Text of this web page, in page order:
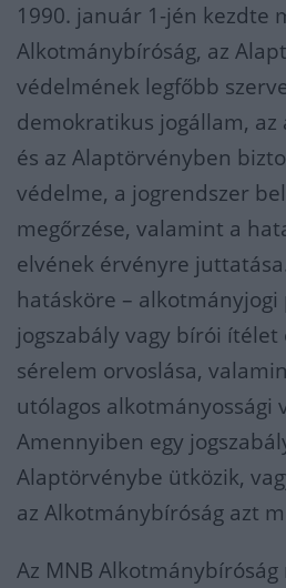
1990. január 1-jén kezdte
Alkotmánybíróság, az
védelmének legfőbb
demokratikus jogállam,
és az Alaptörvényben
védelme, a jogrendszer
megőrzése, valamint a
elvének érvényre
hatásköre – alkotmányjogi
jogszabály vagy bírói ítélet
sérelem orvoslása,
utólagos alkotmányossági
Amennyiben egy
Alaptörvénybe ütközik,
az Alkotmánybíróság azt
Az MNB Alkotmánybíróság